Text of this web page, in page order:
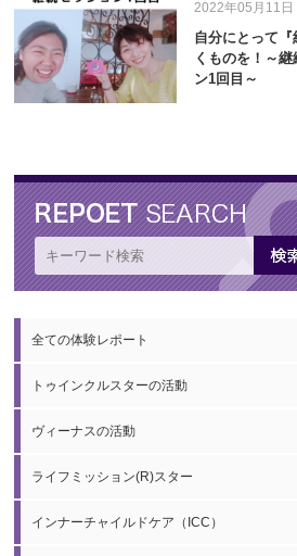
2022年05月11日
自分にとって
くものを！～継
ン1回目～
全ての体験レポート
トゥインクルスターの活動
ヴィーナスの活動
ライフミッション(R)スター
インナーチャイルドケア（ICC）